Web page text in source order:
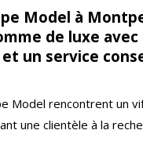
Model à
de luxe avec
un service
Model rencontrent un
une clientèle à la